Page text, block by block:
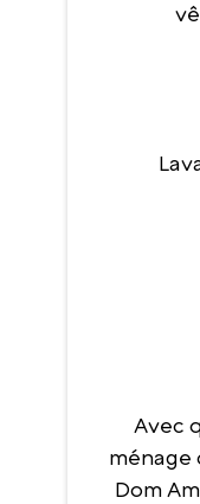
Avec
ménage
Dom